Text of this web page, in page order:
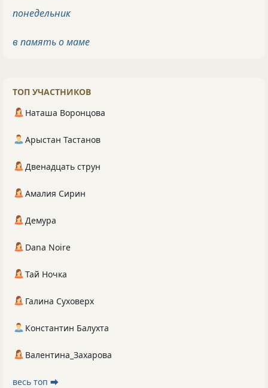
понедельник
в память о маме
ТОП УЧАСТНИКОВ
Наташа Воронцова
Арыстан Тастанов
Двенадцать струн
Амалия Сирин
Демура
Dana Noire
Тай Ночка
Галина Суховерх
Константин Балухта
Валентина_Захарова
весь топ ⮕